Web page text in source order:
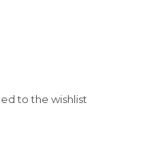
to the wishlist